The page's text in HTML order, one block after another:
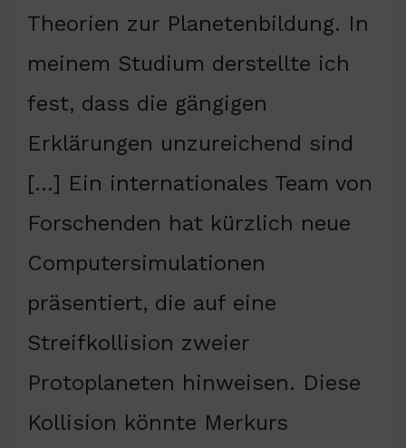
Theorien zur Planetenbildung. In
meinem Studium derstellte ich
fest, dass die gängigen
Erklärungen unzureichend sind
[…] Ein internationales Team von
Forschenden hat kürzlich neue
Computersimulationen
präsentiert, die auf eine
Streifkollision zweier
Protoplaneten hinweisen. Diese
Kollision könnte Merkurs